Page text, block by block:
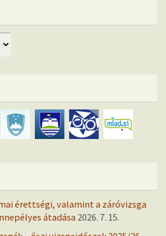
érettségi, valamint a záróvizsga
átadása 2026. 7. 15.